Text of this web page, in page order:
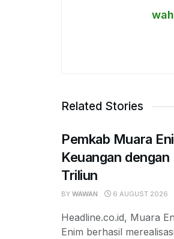
Related Stories
Pemkab Muara
Keuangan
Triliun
BY WAWAN 6 AUGUST 2026
Headline.co.id, Muara
Enim berhasil